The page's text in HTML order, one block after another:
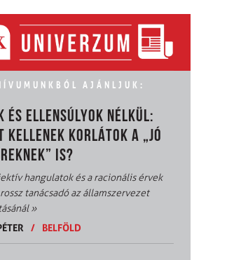
AJÁNLJUK:
ÉS ELLENSÚLYOK NÉLKÜL:
KELLENEK KORLÁTOK A „JÓ
IS?
hangulatok és a racionális érvek
tanácsadó az államszervezet
»
/ BELFÖLD